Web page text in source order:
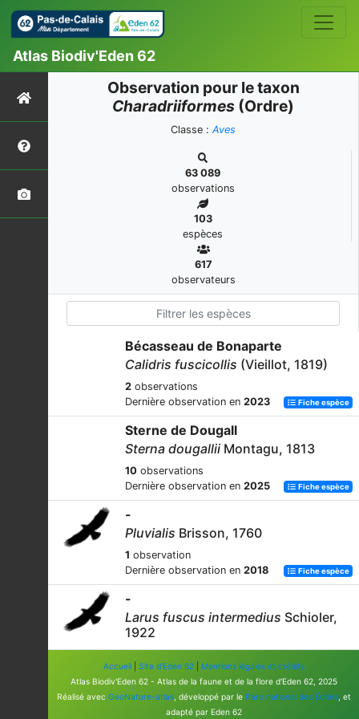
Atlas Biodiv'Eden 62
Observation pour le taxon
Charadriiformes (Ordre)
Classe : Aves
63 089
observations
103
espèces
617
observateurs
Bécasseau de Bonaparte
Calidris fuscicollis (Vieillot, 1819)
2 observations
Dernière observation en 2023 Fiche espèce
Sterne de Dougall
Sterna dougallii Montagu, 1813
10 observations
Dernière observation en 2025 Fiche espèce
-
Pluvialis Brisson, 1760
1 observation
Dernière observation en 2018 Fiche espèce
-
Larus fuscus intermedius Schioler,
1922
Dernière observation en2015 Fiche espèce
Chevalier bargette
Accueil| Site d'Eden 62|
Mentions légales et crédits
Atlas Biodiv'Eden 62 - Atlas de la faune et de la flore d'Eden 62, 2025
Réalisé avec GeoNature-atlas, développé par le Parc national des Écrins, et
adapté par Eden 62